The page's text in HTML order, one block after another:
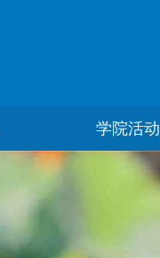
学院活动